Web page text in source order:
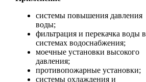
системы повышения давления
воды;
фильтрация и перекачка воды в
системах водоснабжения;
моечные установки высокого
давления;
противопожарные установки;
системы охлаждения и